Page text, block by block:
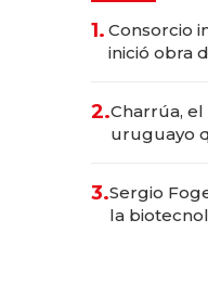
1. Consorcio
inició obra
millones
2.Charrúa,
uruguayo
3.Sergio
la